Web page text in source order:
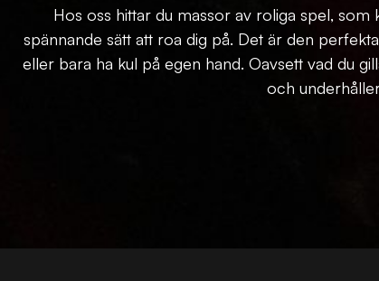
Hos oss hittar du massor av roliga spel, som
spännande sätt att roa dig på. Det är den
eller bara ha kul på egen hand. Oavsett vad du
och